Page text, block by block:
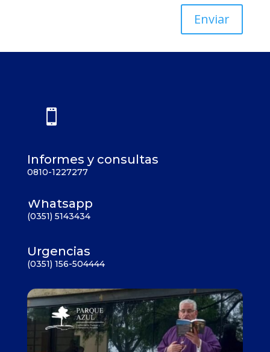
Enviar

Informes y consultas
0810-1227277
Whatsapp
(0351) 5143434
Urgencias
(0351) 156-504444